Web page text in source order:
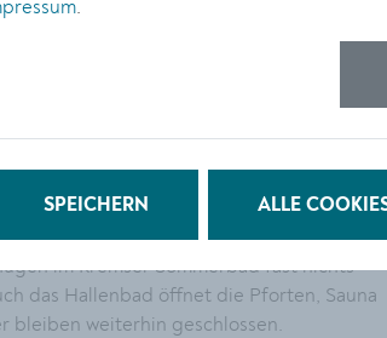
tastet sich langsam aber sicher an
heran. Wenn das Wetter mitspielt, steht
im Kremser Sommerbad fast nichts
das Hallenbad öffnet die Pforten, Sauna
bleiben weiterhin geschlossen.
.
SPEICHERN ALLE